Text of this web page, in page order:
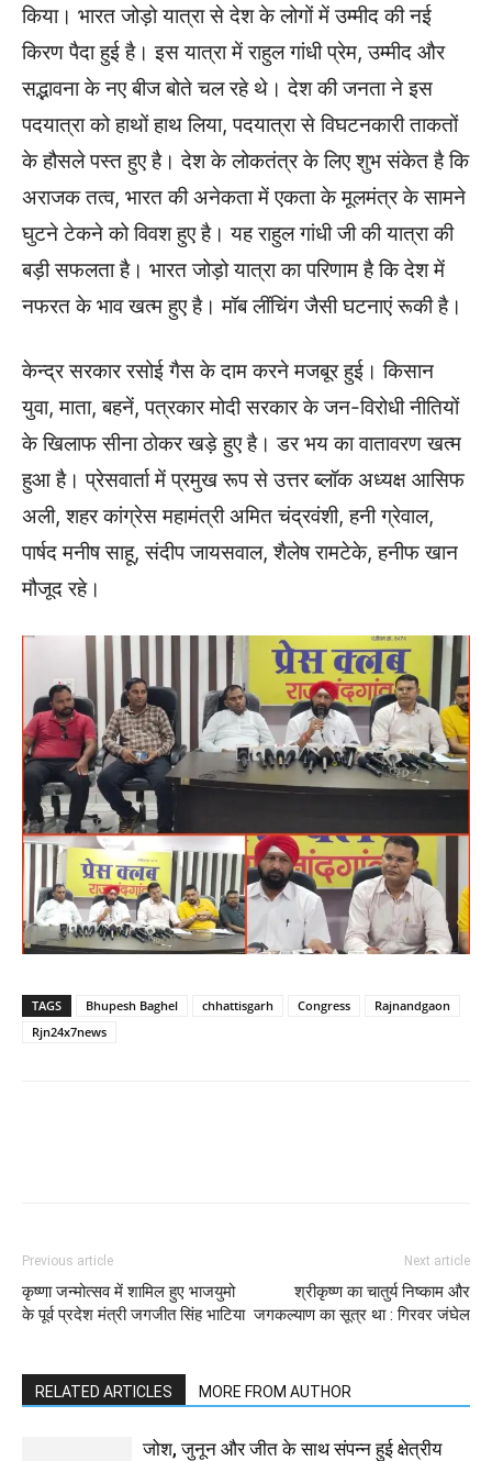
किया। भारत जोड़ो यात्रा से देश के लोगों में उम्मीद की नई
किरण पैदा हुई है। इस यात्रा में राहुल गांधी प्रेम, उम्मीद और
सद्भावना के नए बीज बोते चल रहे थे। देश की जनता ने इस
पदयात्रा को हाथों हाथ लिया, पदयात्रा से विघटनकारी ताकतों
के हौसले पस्त हुए है। देश के लोकतंत्र के लिए शुभ संकेत है कि
अराजक तत्व, भारत की अनेकता में एकता के मूलमंत्र के सामने
घुटने टेकने को विवश हुए है। यह राहुल गांधी जी की यात्रा की
बड़ी सफलता है। भारत जोड़ो यात्रा का परिणाम है कि देश में
नफरत के भाव खत्म हुए है। मॉब लींचिंग जैसी घटनाएं रूकी है।
केन्द्र सरकार रसोई गैस के दाम करने मजबूर हुई। किसान
युवा, माता, बहनें, पत्रकार मोदी सरकार के जन-विरोधी नीतियों
के खिलाफ सीना ठोकर खड़े हुए है। डर भय का वातावरण खत्म
हुआ है। प्रेसवार्ता में प्रमुख रूप से उत्तर ब्लॉक अध्यक्ष आसिफ
अली, शहर कांग्रेस महामंत्री अमित चंद्रवंशी, हनी ग्रेवाल,
पार्षद मनीष साहू, संदीप जायसवाल, शैलेष रामटेके, हनीफ खान
मौजूद रहे।
TAGS Bhupesh Baghel chhattisgarh Congress
Rajnandgaon
Rjn24x7news
Previous article
कृष्णा जन्मोत्सव में शामिल हुए भाजयुमो
के पूर्व प्रदेश मंत्री जगजीत सिंह भाटिया
Next article
श्रीकृष्ण का चातुर्य निष्काम और
जगकल्याण का सूत्र था : गिरवर जंघेल
RELATED ARTICLES MORE FROM AUTHOR
जोश, जुनून और जीत के साथ संपन्न हुई क्षेत्रीय